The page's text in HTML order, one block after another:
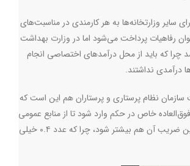
سایر وزارتخانه‌ها به هر کارمندی در مناسبت‌های
رفاهیات پرداخت می‌شود اما در وزارت بهداشت
چرا که باید از محل درآمدهای اختصاصی انجام
درآمدی نداشتند.
نظام پرستاری و پرستاران هم این است که
خاص در حکم وارد شود تا از منابع عمومی
تامین شود و همچنین ضریب آن هم بیشتر شود، چرا که عدد ۰.۴ خیلی